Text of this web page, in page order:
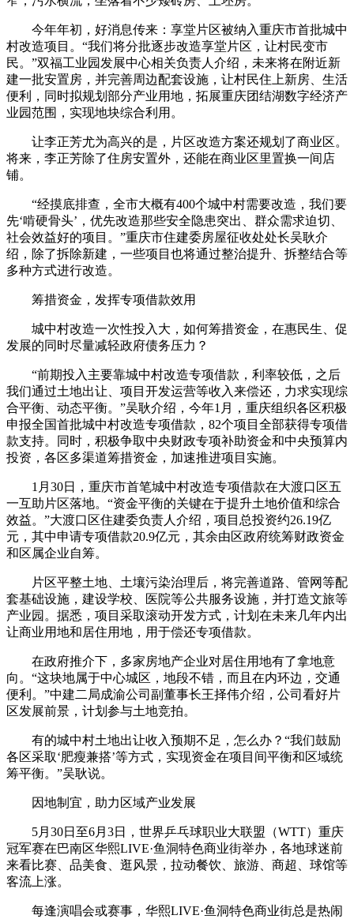
今年年初，好消息传来：享堂片区被纳入重庆市首批城中
村改造项目。“我们将分批逐步改造享堂片区，让村民变市
民。”双福工业园发展中心相关负责人介绍，未来将在附近新
建一批安置房，并完善周边配套设施，让村民住上新房、生活
便利，同时拟规划部分产业用地，拓展重庆团结湖数字经济产
业园范围，实现地块综合利用。
让李正芳尤为高兴的是，片区改造方案还规划了商业区。
将来，李正芳除了住房安置外，还能在商业区里置换一间店
铺。
“经摸底排查，全市大概有400个城中村需要改造，我们要
先‘啃硬骨头’，优先改造那些安全隐患突出、群众需求迫切、
社会效益好的项目。”重庆市住建委房屋征收处处长吴耿介
绍，除了拆除新建，一些项目也将通过整治提升、拆整结合等
多种方式进行改造。
筹措资金，发挥专项借款效用
城中村改造一次性投入大，如何筹措资金，在惠民生、促
发展的同时尽量减轻政府债务压力？
“前期投入主要靠城中村改造专项借款，利率较低，之后
我们通过土地出让、项目开发运营等收入来偿还，力求实现综
合平衡、动态平衡。”吴耿介绍，今年1月，重庆组织各区积极
申报全国首批城中村改造专项借款，82个项目全部获得专项借
款支持。同时，积极争取中央财政专项补助资金和中央预算内
投资，各区多渠道筹措资金，加速推进项目实施。
1月30日，重庆市首笔城中村改造专项借款在大渡口区五
一互助片区落地。“资金平衡的关键在于提升土地价值和综合
效益。”大渡口区住建委负责人介绍，项目总投资约26.19亿
元，其中申请专项借款20.9亿元，其余由区政府统筹财政资金
和区属企业自筹。
片区平整土地、土壤污染治理后，将完善道路、管网等配
套基础设施，建设学校、医院等公共服务设施，并打造文旅等
产业园。据悉，项目采取滚动开发方式，计划在未来几年内出
让商业用地和居住用地，用于偿还专项借款。
在政府推介下，多家房地产企业对居住用地有了拿地意
向。“这块地属于中心城区，地段不错，而且在内环边，交通
便利。”中建二局成渝公司副董事长王择伟介绍，公司看好片
区发展前景，计划参与土地竞拍。
有的城中村土地出让收入预期不足，怎么办？“我们鼓励
各区采取‘肥瘦兼搭’等方式，实现资金在项目间平衡和区域统
筹平衡。”吴耿说。
因地制宜，助力区域产业发展
5月30日至6月3日，世界乒乓球职业大联盟（WTT）重庆
冠军赛在巴南区华熙LIVE·鱼洞特色商业街举办，各地球迷前
来看比赛、品美食、逛风景，拉动餐饮、旅游、商超、球馆等
客流上涨。
每逢演唱会或赛事，华熙LIVE·鱼洞特色商业街总是热闹